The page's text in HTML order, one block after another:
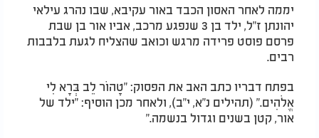
יממה לאחר האסון הכבד באור עקיבא, שבו נהרג עילאי
יהונתן ז"ל, ילד בן 3 שנפגע מרכב, אביו אור בן שבת
פרסם פוסט פרידה מרגש וכואב שהצליח לגעת בלבבות
רבים.
בפתח דבריו כתב האב את הפסוק: "טָהוֹר לֵב בְּרָא לִי
אֱלֹהִים." (תהילים נ"א, י"ב), ולאחר מכן הוסיף: "ילד של
אור, קטן בשנים וגדול בנשמה."